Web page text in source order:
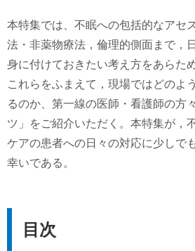
本特集では、不眠への包括的なアセ
法・非薬物療法，倫理的側面まで，
身に付けておきたい考え方をあらた
これらをふまえて，現場ではどのよ
るのか、第一線の医師・看護師の方
ツ」をご紹介いただく。本特集が，
ケアの患者への日々の対応に少しで
幸いである。
目次